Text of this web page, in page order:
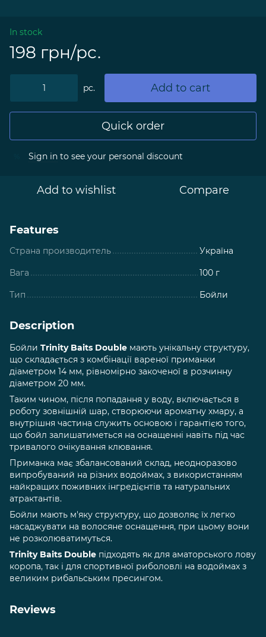
In stock
198 грн/pc.
pc. Add to cart
Quick order
Sign in to see your personal discount
Add to wishlist Compare
Features
Страна производитель Україна
Вага 100 г
Тип Бойли
Description
Бойли Trinity Baits Double мають унікальну структуру,
що складається з комбінації вареної приманки
діаметром 14 мм, рівномірно закоченої в розчинну
діаметром 20 мм.
Таким чином, після попадання у воду, включається в
роботу зовнішній шар, створюючи ароматну хмару, а
внутрішня частина служить основою і гарантією того,
що бойл залишатиметься на оснащенні навіть під час
тривалого очікування клювання.
Приманка має збалансований склад, неодноразово
випробуваний на різних водоймах, з використанням
найкращих поживних інгредієнтів та натуральних
атрактантів.
Бойли мають м'яку структуру, що дозволяє їх легко
насаджувати на волосяне оснащення, при цьому вони
не розколюватимуться.
Trinity Baits Double підходять як для аматорського лову
коропа, так і для спортивної риболовлі на водоймах з
великим рибальським пресингом.
Reviews